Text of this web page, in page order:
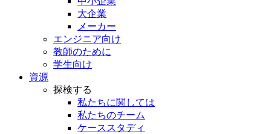
大企業
メーカー
エンジニア向け
教師のために
学生向け
資源
探検する
私たちに関しては
私たちのチーム
ケーススタディ